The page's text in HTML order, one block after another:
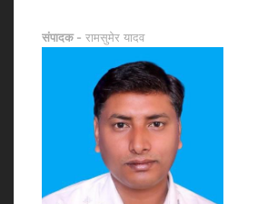
संपादक - रामसुमेर यादव